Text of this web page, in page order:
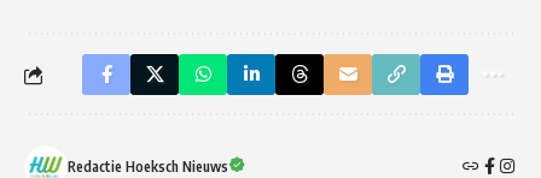
Redactie Hoeksch Nieuws